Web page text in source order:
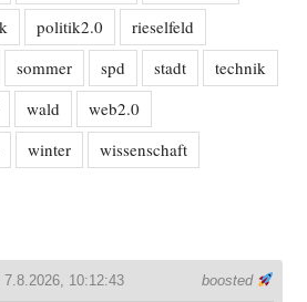
politik2.0
rieselfeld
sommer spd stadt
technik
wald
web2.0
winter wissenschaft
boosted
10:12:43